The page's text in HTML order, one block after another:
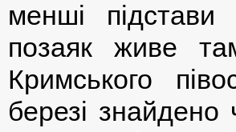
менші
позаяк живе
Кримського
березі знайдено